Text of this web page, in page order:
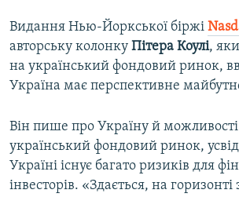
Видання Нью-Йоркської біржі
авторську колонку Пітера Коулі,
на український фондовий ринок,
Україна має перспективне
Він пише про Україну й можливості
український фондовий ринок,
Україні існує багато ризиків для
інвесторів. «Здається, на горизонті